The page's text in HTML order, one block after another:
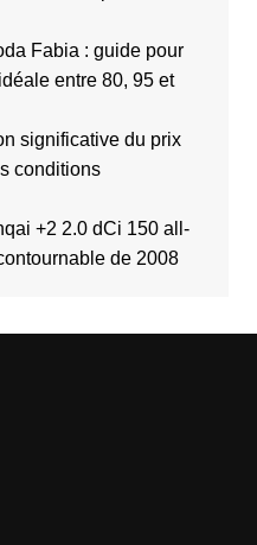
Fabia : guide pour
entre 80, 95 et
significative du prix
conditions
+2 2.0 dCi 150 all-
de 2008